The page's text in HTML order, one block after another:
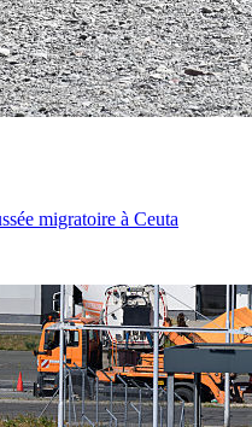
migratoire à Ceuta